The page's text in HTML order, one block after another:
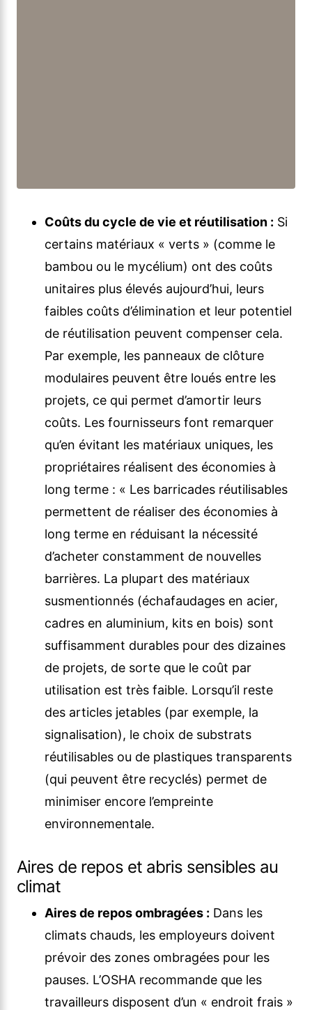
Coûts du cycle de vie et réutilisation : Si
certains matériaux « verts » (comme le
bambou ou le mycélium) ont des coûts
unitaires plus élevés aujourd’hui, leurs
faibles coûts d’élimination et leur potentiel
de réutilisation peuvent compenser cela.
Par exemple, les panneaux de clôture
modulaires peuvent être loués entre les
projets, ce qui permet d’amortir leurs
coûts. Les fournisseurs font remarquer
qu’en évitant les matériaux uniques, les
propriétaires réalisent des économies à
long terme : « Les barricades réutilisables
permettent de réaliser des économies à
long terme en réduisant la nécessité
d’acheter constamment de nouvelles
barrières. La plupart des matériaux
susmentionnés (échafaudages en acier,
cadres en aluminium, kits en bois) sont
suffisamment durables pour des dizaines
de projets, de sorte que le coût par
utilisation est très faible. Lorsqu’il reste
des articles jetables (par exemple, la
signalisation), le choix de substrats
réutilisables ou de plastiques transparents
(qui peuvent être recyclés) permet de
minimiser encore l’empreinte
environnementale.
Aires de repos et abris sensibles au
climat
Aires de repos ombragées : Dans les
climats chauds, les employeurs doivent
prévoir des zones ombragées pour les
pauses. L’OSHA recommande que les
travailleurs disposent d’un « endroit frais »